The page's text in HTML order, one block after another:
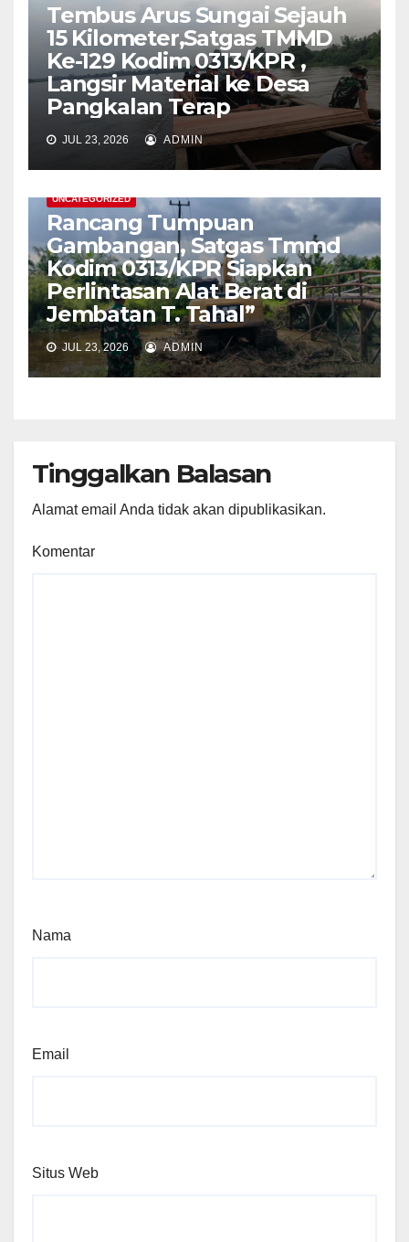
Tembus Arus Sungai Sejauh
15 Kilometer,Satgas TMMD
Ke-129 Kodim 0313/KPR ,
Langsir Material ke Desa
Pangkalan Terap
JUL 23, 2026 ADMIN
UNCATEGORIZED
Rancang Tumpuan
Gambangan, Satgas Tmmd
Kodim 0313/KPR Siapkan
Perlintasan Alat Berat di
Jembatan T. Tahal”
JUL 23, 2026 ADMIN
Tinggalkan Balasan
Alamat email Anda tidak akan dipublikasikan.
Komentar
Nama
Email
Situs Web